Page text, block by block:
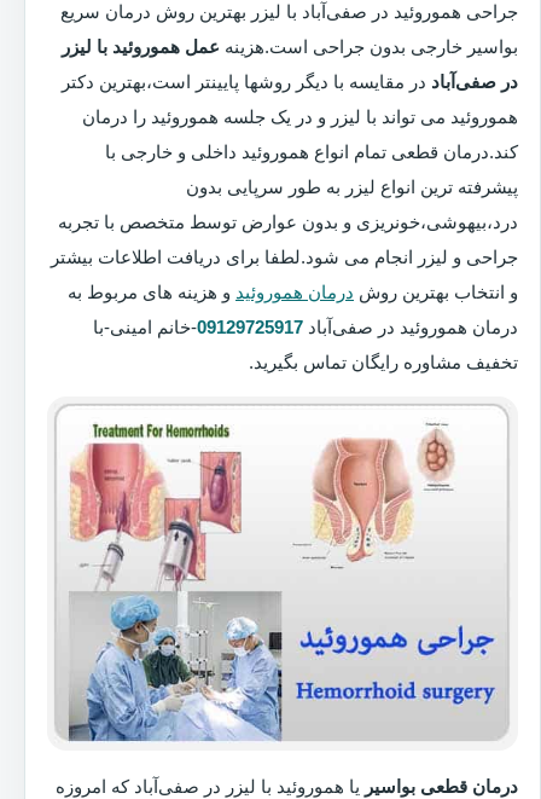
جراحی هموروئید در صفی‌آباد با لیزر بهترین روش درمان سریع
بواسیر خارجی بدون جراحی است.هزینه عمل هموروئید با لیزر
در صفی‌آباد در مقایسه با دیگر روشها پایینتر است،بهترین دکتر
هموروئید می تواند با لیزر و در یک جلسه هموروئید را درمان
کند.درمان قطعی تمام انواع هموروئید داخلی و خارجی با
پیشرفته ترین انواع لیزر به طور سرپایی بدون
درد،بیهوشی،خونریزی و بدون عوارض توسط متخصص با تجربه
جراحی و لیزر انجام می شود.لطفا برای دریافت اطلاعات بیشتر
و انتخاب بهترین روش درمان هموروئید و هزینه های مربوط به
درمان هموروئید در صفی‌آباد 09129725917-خانم امینی-با
تخفیف مشاوره رایگان تماس بگیرید.
درمان قطعی بواسیر یا هموروئید با لیزر در صفی‌آباد که امروزه